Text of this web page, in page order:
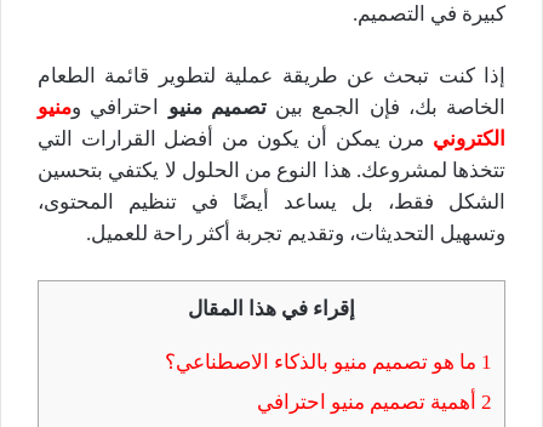
كبيرة في التصميم.
إذا كنت تبحث عن طريقة عملية لتطوير قائمة الطعام
الخاصة بك، فإن الجمع بينتصميم منيو احترافي ومنيو
الكتروني مرن يمكن أن يكون من أفضل القرارات التي
تتخذها لمشروعك. هذا النوع من الحلول لا يكتفي بتحسين
الشكل فقط، بل يساعد أيضًا في تنظيم المحتوى،
وتسهيل التحديثات، وتقديم تجربة أكثر راحة للعميل.
إقراء في هذا المقال
1 ما هو تصميم منيو بالذكاء الاصطناعي؟
2 أهمية تصميم منيو احترافي